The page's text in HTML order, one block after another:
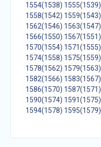
1554(1538) 1555(1539)
1558(1542) 1559(1543)
1562(1546) 1563(1547)
1566(1550) 1567(1551)
1570(1554) 1571(1555)
1574(1558) 1575(1559)
1578(1562) 1579(1563)
1582(1566) 1583(1567)
1586(1570) 1587(1571)
1590(1574) 1591(1575)
1594(1578) 1595(1579)